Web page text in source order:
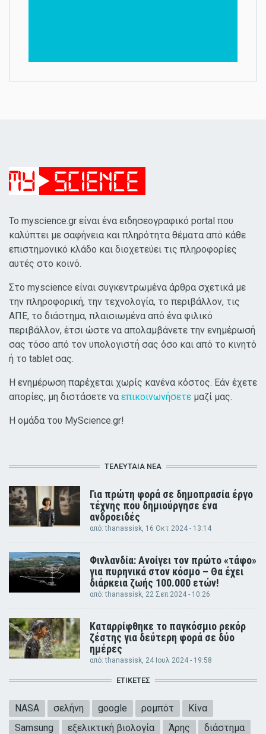
Το myscience.gr είναι ένα ειδησεογραφικό portal που
καλύπτει με σαφήνεια και πληρότητα θέματα από κάθε
επιστημονικό κλάδο και διοχετεύει τις πληροφορίες
αυτές στο κοινό.
Στο myscience είναι συγκεντρωμένα άρθρα σχετικά με
την πληροφορική, την τεχνολογία, το περιβάλλον, τις
ΑΠΕ, το διάστημα, πλαισιωμένα από ένα φιλικό
περιβάλλον, έτσι ώστε να απολαμβάνετε την ενημέρωσή
σας τόσο από τον υπολογιστή σας όσο και από το κινητό
ή το tablet σας.
Η ενημέρωση παρέχεται χωρίς κανένα κόστος. Εάν έχετε
απορίες, μη διστάσετε να επικοινωνήσετε μαζί μας.
Η ομάδα του MyScience.gr!
ΤΕΛΕΥΤΑΊΑ ΝΈΑ
Για πρώτη φορά σε δημοπρασία έργο
τέχνης που δημιούργησε ένα
ανδροειδές
από:thanassisk, 16 Οκτ 2024 - 13:14
Φινλανδία: Ανοίγει τον πρώτο «τάφο»
για πυρηνικά στον κόσμο – Θα έχει
διάρκεια ζωής 100.000 ετών!
από:thanassisk, 22 Σεπ 2024 - 10:26
Καταρρίφθηκε το παγκόσμιο ρεκόρ
ζέστης για δεύτερη φορά σε δύο
ημέρες
από:thanassisk, 24 Ιουλ 2024 - 19:58
ΕΤΙΚΈΤΕΣ
NASA σελήνη google ρομπότ
Κίνα
Samsung
εξελικτική βιολογία Άρης διάστημα